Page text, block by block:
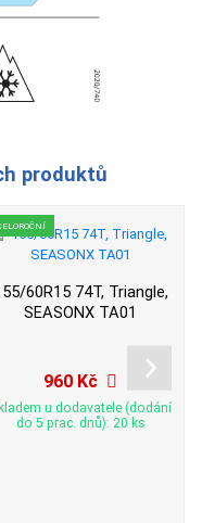
produktů
60R15 74T, Triangle,
SEASONX TA01
960 Kč
u dodavatele (dodání
do 5 prac. dnů): 20 ks